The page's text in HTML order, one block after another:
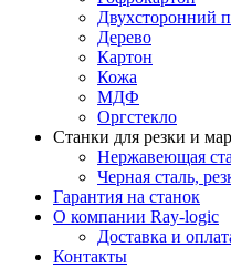
Двухсторонний
Дерево
Картон
Кожа
МДФ
Оргстекло
Станки для резки и
Нержавеющая
Черная сталь,
Гарантия на станок
О компании Ray-logic
Доставка и
Контакты